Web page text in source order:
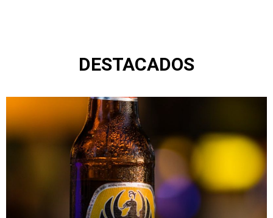
DESTACADOS